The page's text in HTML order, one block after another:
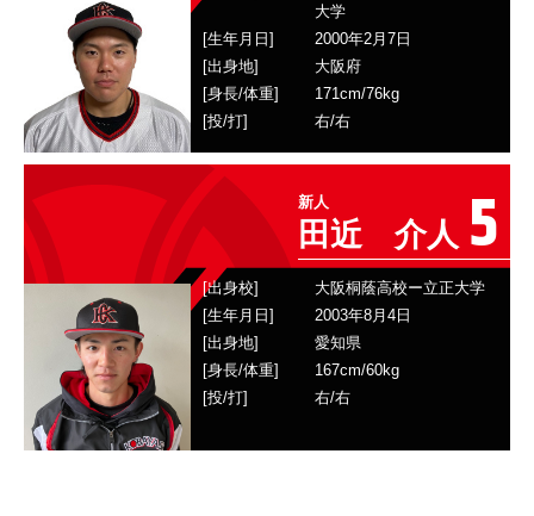
大学
[生年月日]
2000年2月7日
[出身地]
大阪府
[身長/体重]
171cm/76kg
[投/打]
右/右
新人
田近 介人 5
[出身校]
大阪桐蔭高校ー立正大学
[生年月日]
2003年8月4日
[出身地]
愛知県
[身長/体重]
167cm/60kg
[投/打]
右/右